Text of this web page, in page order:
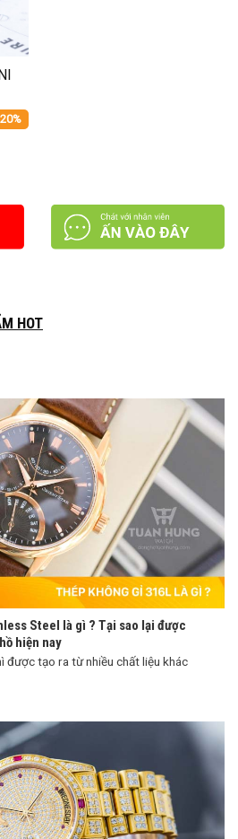
20%
HOT
Steel là gì ? Tại sao lại được
hiện nay
được tạo ra từ nhiều chất liệu khác